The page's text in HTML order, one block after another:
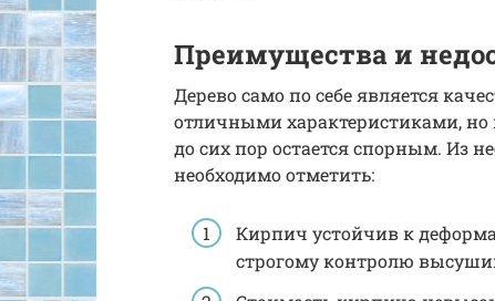
Преимущества и
Дерево само по себе является
отличными характеристиками, но
до сих пор остается спорным. Из
необходимо отметить:
Кирпич устойчив к
строгому контролю